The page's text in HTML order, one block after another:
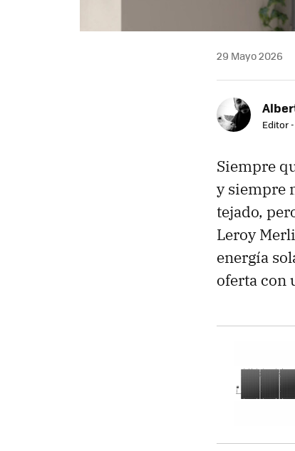
29 Mayo 2026
Editor
Siempre
y siempre
tejado,
Leroy
energía
oferta con